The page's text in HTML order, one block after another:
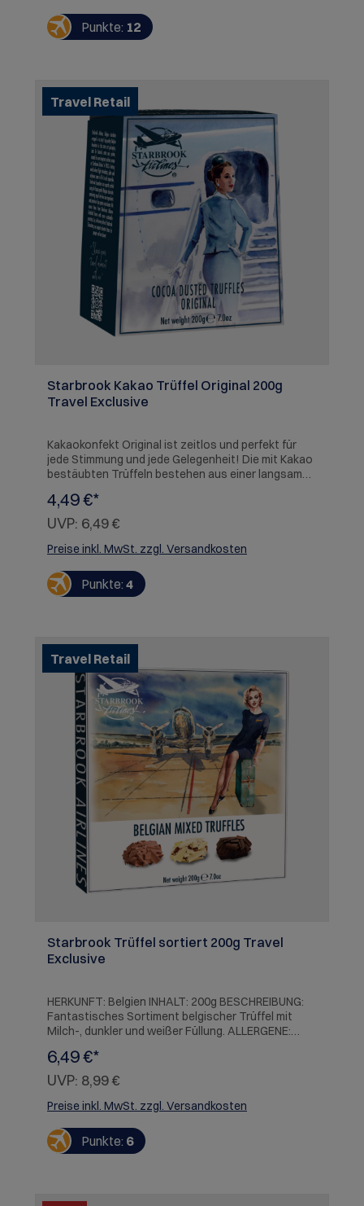
Ihre Gäste oder verabschieden Sie sich stilvoll!40 x
60 cm rutschfeste Vinyl-Rückseite waschbar bis
Punkte: 12
Travel Retail
Starbrook Kakao Trüffel Original 200g
Travel Exclusive
Kakaokonfekt Original ist zeitlos und perfekt für
jede Stimmung und jede Gelegenheit! Die mit Kakao
bestäubten Trüffeln bestehen aus einer langsam
hochwertigem Kakaopulver bestäubt wird. Die
Bitterkeit der Kaka ooberfläche und die cremige
Innenseite ist eine fantastische Kombination. Um
Ihnen hochwertige Produkte zu garantieren,
verpackt, um sie vor Licht und Gerüchen zu
schützen. Keine Konservierungsstoffe - keine
4,49 €*
UVP: 6,49 €
Preise inkl. MwSt. zzgl. Versandkosten
Punkte: 4
Travel Retail
Starbrook Trüffel sortiert 200g Travel
Exclusive
HERKUNFT: Belgien INHALT: 200g BESCHREIBUNG:
Fantastisches Sortiment belgischer Trüffel mit
Milch-, dunkler und weißer Füllung. ALLERGENE:
enthalten.
6,49 €*
UVP: 8,99 €
Preise inkl. MwSt. zzgl. Versandkosten
Punkte: 6